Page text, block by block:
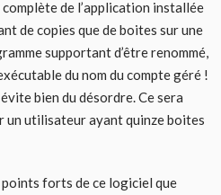
de l’application installée
de copies que de boites sur une
supportant d’être renommé,
du nom du compte géré !
bien du désordre. Ce sera
un utilisateur ayant quinze boites
forts de ce logiciel que